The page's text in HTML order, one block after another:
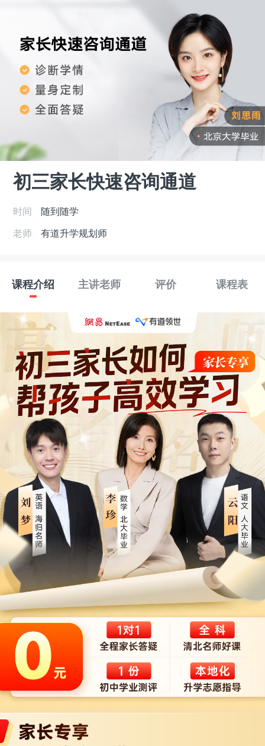
初三家长快速咨询通道
时间
随到随学
老师
有道升学规划师
课程介绍 主讲老师 评价 课程表